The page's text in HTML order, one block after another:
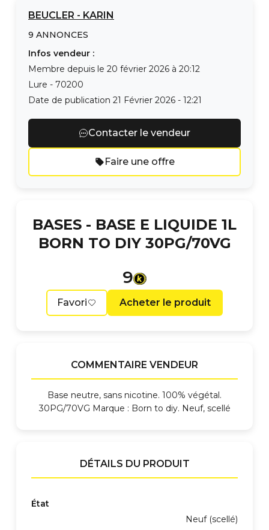
BEUCLER - KARIN
9 ANNONCES
Infos vendeur :
Membre depuis le 20 février 2026 à 20:12
Lure - 70200
Date de publication 21 Février 2026 - 12:21
Contacter le vendeur
Faire une offre
BASES - BASE E LIQUIDE 1L
BORN TO DIY 30PG/70VG
9
Favori Acheter le produit
COMMENTAIRE VENDEUR
Base neutre, sans nicotine. 100% végétal.
30PG/70VG Marque : Born to diy. Neuf, scellé
DÉTAILS DU PRODUIT
État
Neuf (scellé)